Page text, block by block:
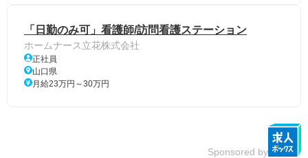
「日勤のみ可」看護師/訪問看護ステーション
ホームナース立花株式会社
正社員
山口県
月給23万円～30万円
Sponsored by